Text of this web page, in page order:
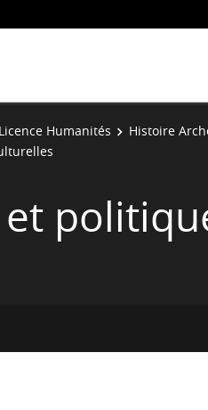
Licence Humanités Histoire